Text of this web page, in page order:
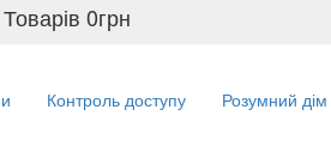
0грн
Контроль доступу Розумний дім